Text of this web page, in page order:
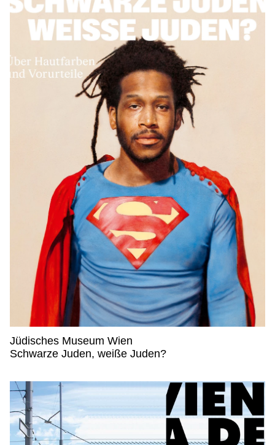
Jüdisches Museum Wien
Jüdisches Museum Wien,
Schwarze Juden, weiße Juden?